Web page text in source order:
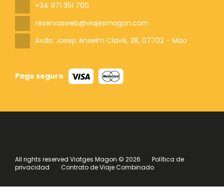
+34 971 351 700
reservasweb@viajesmagon.com
Avda. Josep Anselm Clavé, 28, 07702 - Mao
Pago seguro
All rights reserved Viatges Magon © 2026
Política de
privacidad
Contrato de Viaje Combinado